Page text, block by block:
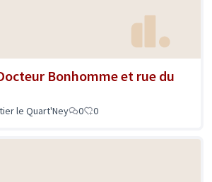
Bonhomme et rue du
le Quart'Ney 0 0